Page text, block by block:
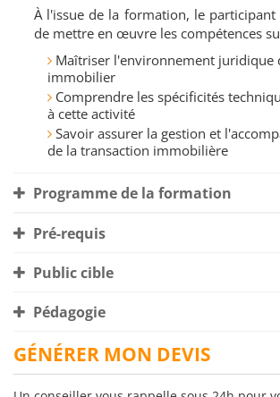
À l'issue de la formation, le participant
de mettre en œuvre les compétences
Maîtriser l'environnement juridique
immobilier
Comprendre les spécificités
à cette activité
Savoir assurer la gestion et
de la transaction immobilière
Programme de la formation
Pré-requis
Public cible
Pédagogie
GÉNÉRER MON DEVIS